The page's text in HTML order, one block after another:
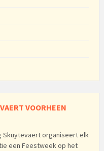
VOORHEEN
Skuytevaert organiseert elk
een Feestweek op het